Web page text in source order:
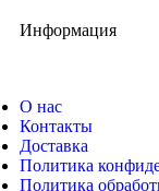
Информация
О нас
Контакты
Доставка
Политика
Политика